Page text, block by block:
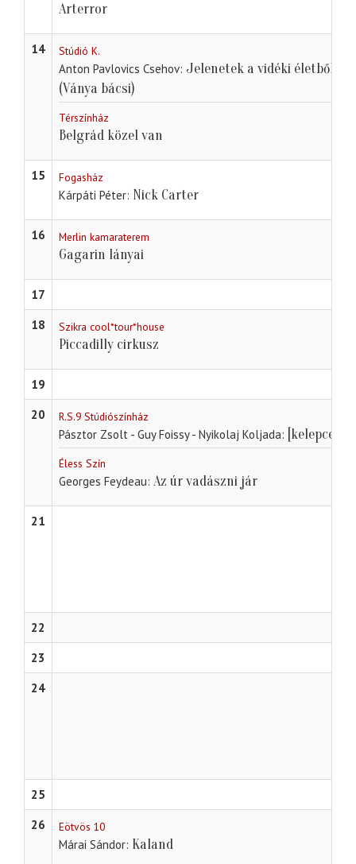
Arterror
14 Stúdió K.
Anton Pavlovics Csehov Jelenetek a vidéki életből
(Ványa bácsi)
Térszínház
Belgrád közel van
15 Fogasház
Kárpáti Péter Nick Carter
16 Merlin kamaraterem
Gagarin lányai
17
18
Szikra cool*tour*house
Piccadilly cirkusz
19
20
R.S.9 Stúdiószínház
Pásztor Zsolt - Guy Foissy - Nyikolaj Koljada [kelepce]
Éless Szín
Georges Feydeau Az úr vadászni jár
21
22
23
24
25
26
Eötvös 10
Márai Sándor Kaland